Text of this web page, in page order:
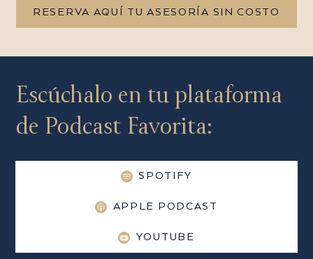
RESERVA AQUÍ TU ASESORÍA SIN COSTO
Escúchalo en tu plataforma
de Podcast Favorita:
SPOTIFY
APPLE PODCAST
YOUTUBE